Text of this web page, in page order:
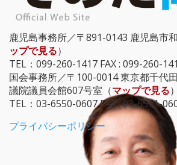
鹿児島事務所／〒891-0143 鹿児島市
ップで見る）
TEL：099-260-1417 FAX : 099-260-
国会事務所／〒100-0014 東京都千代
議院議員会館607号室（マップで見る）
TEL：03-6550-0607 FAX : 03-6551-
プライバシーポリシー